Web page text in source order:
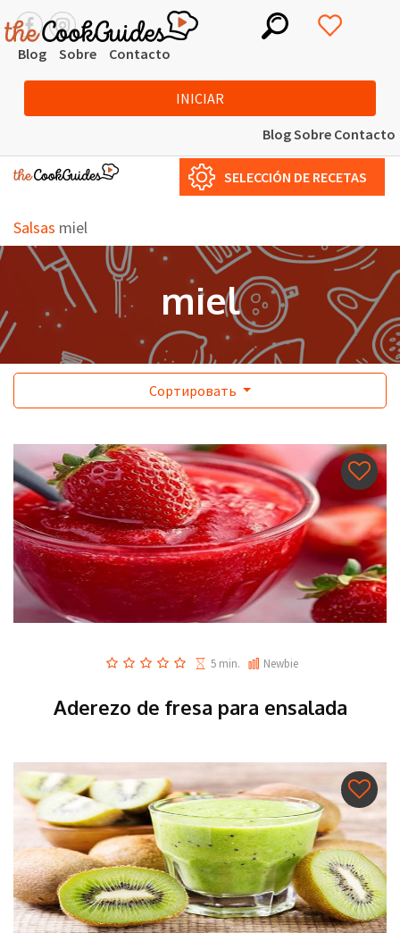
Blog Sobre Contacto
INICIAR
BlogSobre Contacto
SELECCIÓN DE RECETAS
Salsas miel
miel
Сортировать
5 min. Newbie
Aderezo de fresa para ensalada